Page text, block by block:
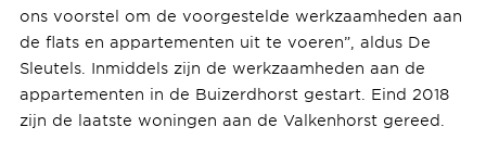
ons voorstel om de voorgestelde werkzaamheden aan
de flats en appartementen uit te voeren”, aldus De
Sleutels. Inmiddels zijn de werkzaamheden aan de
appartementen in de Buizerdhorst gestart. Eind 2018
zijn de laatste woningen aan de Valkenhorst gereed.